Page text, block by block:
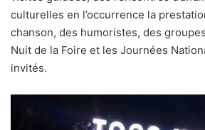
culturelles en l’occurrence la
chanson, des humoristes, des
Nuit de la Foire et les Journées
invités.